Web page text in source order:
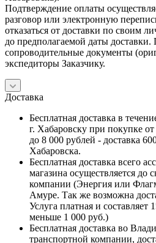
Подтверждение оплаты
разговор или электронную
отказаться от доставки по своим
до предполагаемой даты доставки.
сопроводительные документы
экспедиторы Заказчику.
Доставка
Бесплатная доставка в
г. Хабаровску при покупке
до 8 000 рублей - доставка
Хабаровска.
Бесплатная доставка всего
магазина осуществляется до
компании (Энергия или
Амуре. Так же возможна
Услуга платная и составляет
меньше 1 000 руб.)
Бесплатная доставка во
транспортной компании,